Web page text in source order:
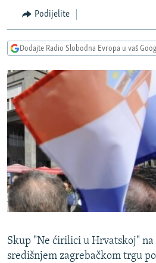
navigaciju
Pređite
na
CRNA GORA
VIDEO
FOTOGALERIJE
INFOGRAFIKE
PODCASTI
RAT U UKRAJINI
KINA NA BALKANU
RSE PRIČE IZ SVIJETA
ISPRIČAJ MI
DNEVNO@RSE
SPECIJALI RSE
VIŠE OD NASLOVA
POPLAVE I KLIZIŠTA U BIH 2024.
Podijelite
Dodajte Radio Slobodna Evropa u vaš
Skup "Ne ćirilici u Hrvatskoj" na
središnjem zagrebačkom trgu